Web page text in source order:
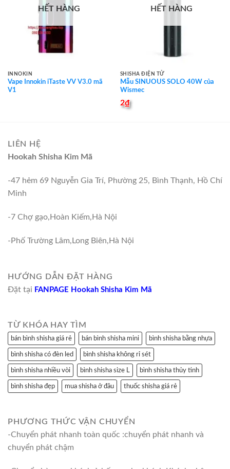
HẾT HÀNG
INNOKIN
Vape Innokin iTaste VV V3.0 mã
V1
HẾT HÀNG
SHISHA ĐIỆN TỬ
Mẫu SINUOUS SOLO 40W của
Wismec
2₫
LIÊN HỆ
Hookah Shisha Kim Mã
-47 hẻm 69 Nguyễn Gia Trí, Phường 25, Bình Thạnh, Hồ Chí
Minh
-7 Chợ gạo,Hoàn Kiếm,Hà Nội
-Phố Trường Lâm,Long Biên,Hà Nội
HƯỚNG DẪN ĐẶT HÀNG
Đặt tại FANPAGE Hookah Shisha Kim Mã
TỪ KHÓA HAY TÌM
bán bình shisha giá rẻ bán bình shisha mini bình shisha bằng nhựa
bình shisha có đèn led bình shisha không rỉ sét
bình shisha nhiều vòi bình shisha size L bình shisha thủy tinh
bình shisha đẹp mua shisha ở đâu thuốc shisha giá rẻ
PHƯƠNG THỨC VẬN CHUYỂN
-Chuyển phát nhanh toàn quốc :chuyển phát nhanh và
chuyển phát chậm